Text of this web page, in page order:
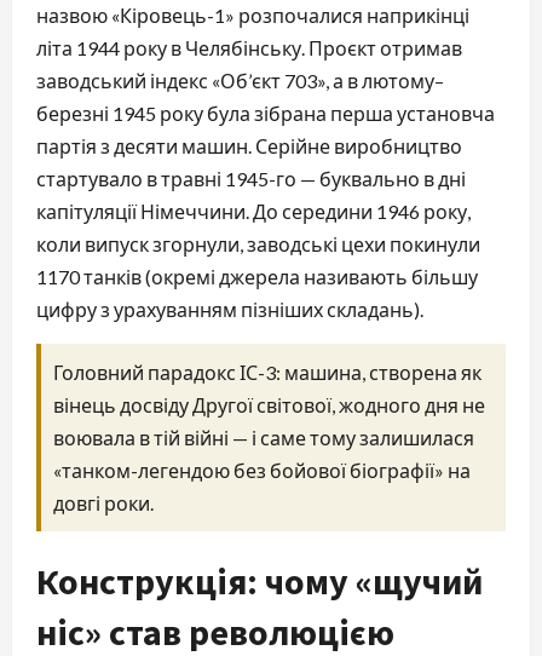
назвою «Кіровець-1» розпочалися наприкінці
літа 1944 року в Челябінську. Проєкт отримав
заводський індекс «Об’єкт 703», а в лютому–
березні 1945 року була зібрана перша установча
партія з десяти машин. Серійне виробництво
стартувало в травні 1945-го — буквально в дні
капітуляції Німеччини. До середини 1946 року,
коли випуск згорнули, заводські цехи покинули
1170 танків (окремі джерела називають більшу
цифру з урахуванням пізніших складань).
Головний парадокс ІС-3: машина, створена як
вінець досвіду Другої світової, жодного дня не
воювала в тій війні — і саме тому залишилася
«танком-легендою без бойової біографії» на
довгі роки.
Конструкція: чому «щучий
ніс» став революцією